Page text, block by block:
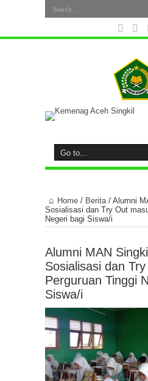
Home / Berita/ Alumni
Sosialisasi dan Try Out
Negeri bagi Siswa/i
Alumni MAN
Sosialisasi dan
Perguruan Tinggi
Siswa/i